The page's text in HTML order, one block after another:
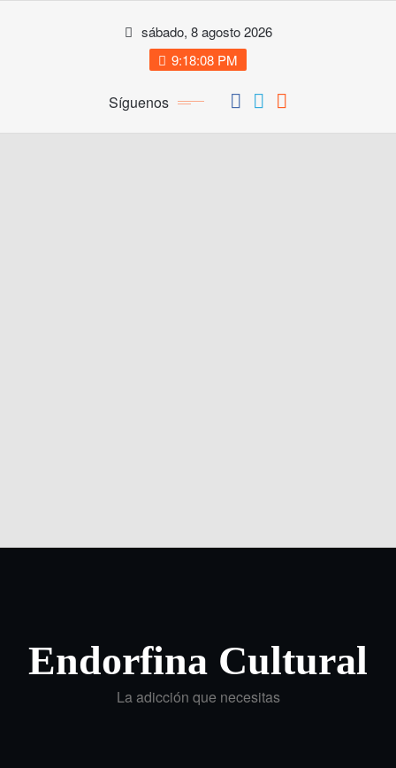
sábado, 8 agosto 2026
9:18:09 PM
Síguenos
Endorfina Cultural
La adicción que necesitas